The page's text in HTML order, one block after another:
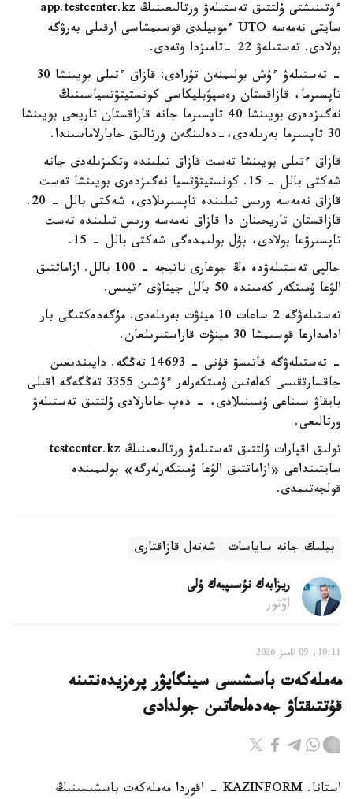
ءوتىنىشتى ۇلتتىق تەستىلەۋ ورتالىعىنىڭ app.testcenter.kz
سايتى نەمەسە UTO ءموبيلدى قوسىمشاسى ارقىلى بەرۋگە
بولادى. تەستىلەۋ 22 -تامىزدا وتەدى.
- تەستىلەۋ ءۇش بولىمنەن تۇرادى: قازاق ءتىلى بويىنشا 30
تاپسىرما، قازاقستان رەسپۋبليكاسى كونستيتۋتسياسىنىڭ
نەگىزدەرى بويىنشا 40 تاپسىرما جانە قازاقستان تاريحى بويىنشا
30 تاپسىرما بەرىلەدى،-دەلىنگەن ورتالىق حابارلاماسىندا.
قازاق ءتىلى بويىنشا تەست قازاق تىلىندە وتكىزىلەدى جانە
شەكتى بالل - 15. كونستيتۋتسيا نەگىزدەرى بويىنشا تەست
قازاق نەمەسە ورىس تىلىندە تاپسىرىلادى، شەكتى بالل - 20.
قازاقستان تاريحىنان دا قازاق نەمەسە ورىس تىلىندە تەست
تاپسىرۋعا بولادى، بۇل بولىمدەگى شەكتى بالل - 15.
جالپى تەستىلەۋدە ەڭ جوعارى ناتيجە - 100 بالل. ازاماتتىق
الۋعا ۇمىتكەر كەمىندە 50 بالل جيناۋى ءتيىس.
تەستىلەۋگە 2 ساعات 10 مينۋت بەرىلەدى. مۇگەدەكتىگى بار
ادامدارعا قوسىمشا 30 مينۋت قاراستىرىلعان.
- تەستىلەۋگە قاتىسۋ قۇنى - 14693 تەڭگە. دايىندىعىن
جاقسارتقىسى كەلەتىن ۇمىتكەرلەر ءۇشىن 3355 تەڭگەگە اقىلى
بايقاۋ سىناعى ۇسىنىلادى، - دەپ حابارلادى ۇلتتىق تەستىلەۋ
ورتالىعى.
تولىق اقپارات ۇلتتىق تەستىلەۋ ورتالىعىنىڭ testcenter.kz
سايتىنداعى «ازاماتتىق الۋعا ۇمىتكەرلەرگە» بولىمىندە
قولجەتىمدى.
بيلىك جانە ساياسات شەتەل قازاقتارى
ريزابەك نۇسىپبەك ۇلى
اۆتور
10:11, 09 تامىز 2026
مەملەكەت باسشىسى سينگاپۋر پرەزيدەنتىنە
قۇتتىقتاۋ جەدەلحاتىن جولدادى
استانا. KAZINFORM - اقوردا مەملەكەت باسشىسىنىڭ